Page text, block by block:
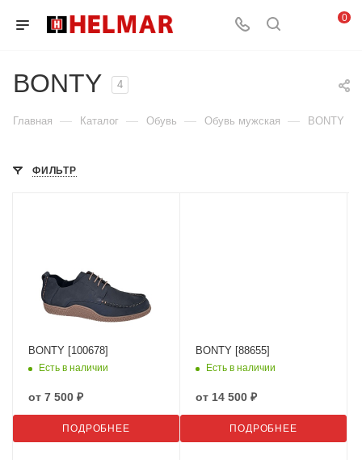
0
BONTY 4
Главная — Каталог — Обувь — Обувь мужская — BONTY
ФИЛЬТР
BONTY [100678]
Есть в наличии
от 7 500 ₽
ПОДРОБНЕЕ
BONTY [88655]
Есть в наличии
от 14 500 ₽
ПОДРОБНЕЕ